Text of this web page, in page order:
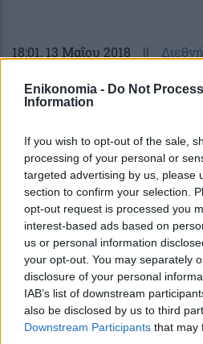
Enikonomia - Do Not
Information
If you wish to opt-out of the sale,
processing of your personal or
targeted advertising by us, please
section to confirm your selection.
opt-out request is processed you
interest-based ads based on
us or personal information
your opt-out. You may separately
disclosure of your personal
IAB’s list of downstream
also be disclosed by us to third
Downstream Participants that may
18:01, 13 Μαΐου 2018 || Διεθνή
Πομπέο: Αμερικανικές
Βόρεια Κορέα αν
πυρηνικό της